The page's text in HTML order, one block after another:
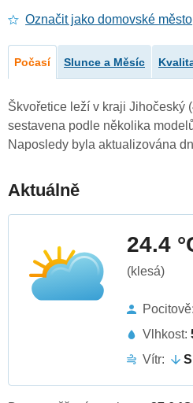
Označit jako domovské město
Počasí Slunce a Měsíc
Škvořetice leží v kraji Jihočeský
sestavena podle několika
Naposledy byla aktualizována
Aktuálně
24.4
(klesá)
Pocitově:
Vlhkost:
Vítr: